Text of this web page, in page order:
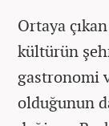
Ortaya
kültürün
gastronomi
olduğunun